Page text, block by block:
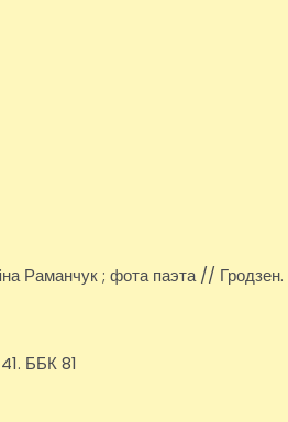
Раманчук ; фота паэта // Гродзен.
ББК 81